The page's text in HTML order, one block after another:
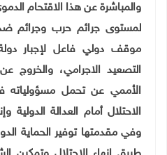
والمباشرة عن هذا الاقتحام
لمستوى جرائم حرب وجرائم ضد
موقف دولي فاعل لإجبار
التصعيد الاجرامي،
الأممي عن تحمل مسؤولياته
الاحتلال أمام العدالة الدولية
وفي مقدمتها توفير الحماية